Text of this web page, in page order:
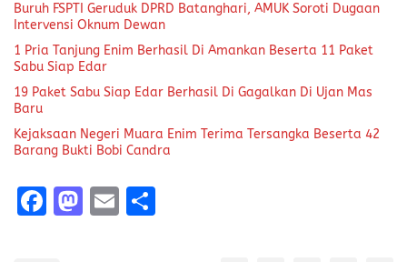
Buruh FSPTI Geruduk DPRD Batanghari, AMUK Soroti Dugaan
Intervensi Oknum Dewan
1 Pria Tanjung Enim Berhasil Di Amankan Beserta 11 Paket
Sabu Siap Edar
19 Paket Sabu Siap Edar Berhasil Di Gagalkan Di Ujan Mas
Baru
Kejaksaan Negeri Muara Enim Terima Tersangka Beserta 42
Barang Bukti Bobi Candra
F
M E